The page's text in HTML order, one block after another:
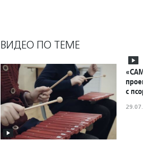
ВИДЕО ПО ТЕМЕ
с